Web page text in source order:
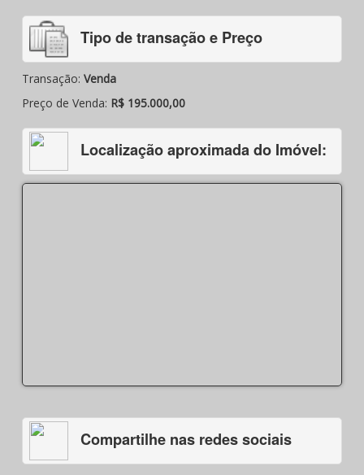
Tipo de transação e Preço
Transação: Venda
Preço de Venda: R$ 195.000,00
Localização aproximada do Imóvel:
Compartilhe nas redes sociais